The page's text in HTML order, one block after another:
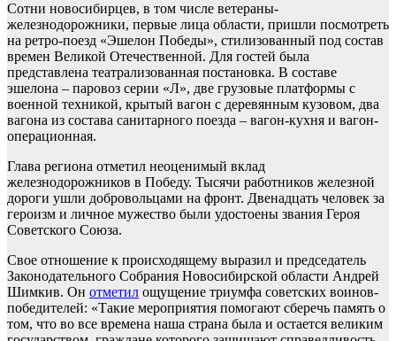
Сотни новосибирцев, в том числе ветераны-
железнодорожники, первые лица области, пришли посмотреть
на ретро-поезд «Эшелон Победы», стилизованный под состав
времен Великой Отечественной. Для гостей была
представлена театрализованная постановка. В составе
эшелона – паровоз серии «Л», две грузовые платформы с
военной техникой, крытый вагон с деревянным кузовом, два
вагона из состава санитарного поезда – вагон-кухня и вагон-
операционная.
Глава региона отметил неоценимый вклад
железнодорожников в Победу. Тысячи работников железной
дороги ушли добровольцами на фронт. Двенадцать человек за
героизм и личное мужество были удостоены звания Героя
Советского Союза.
Свое отношение к происходящему выразил и председатель
Законодательного Собрания Новосибирской области Андрей
Шимкив. Он отметил ощущение триумфа советских воинов-
победителей: «Такие мероприятия помогают сберечь память о
том, что во все времена наша страна была и остается великим